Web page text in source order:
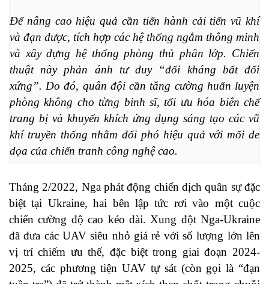
Để nâng cao hiệu quả cần tiến hành cải tiến vũ khí
và đạn dược, tích hợp các hệ thống ngắm thông minh
và xây dựng hệ thống phòng thủ phân lớp. Chiến
thuật này phản ánh tư duy “đối kháng bất đối
xứng”. Do đó, quân đội cần tăng cường huấn luyện
phòng không cho từng binh sĩ, tối ưu hóa biên chế
trang bị và khuyến khích ứng dụng sáng tạo các vũ
khí truyền thống nhằm đối phó hiệu quả với mối đe
dọa của chiến tranh công nghệ cao.
Tháng 2/2022, Nga phát động chiến dịch quân sự đặc
biệt tại Ukraine, hai bên lập tức rơi vào một cuộc
chiến cường độ cao kéo dài. Xung đột Nga-Ukraine
đã đưa các UAV siêu nhỏ giá rẻ với số lượng lớn lên
vị trí chiếm ưu thế, đặc biệt trong giai đoạn 2024-
2025, các phương tiện UAV tự sát (còn gọi là “đạn